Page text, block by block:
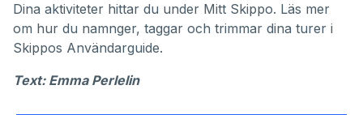
Dina aktiviteter hittar du under Mitt Skippo. Läs mer
om hur du namnger, taggar och trimmar dina turer i
Skippos Användarguide.
Text: Emma Perlelin